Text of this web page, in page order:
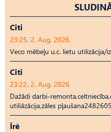
Citi
23:25, 2. Aug, 2026
Veco mēbeļu u.c. lietu utilizācija/
Citi
23:22, 2. Aug, 2026
Dažādi darbi-
utiliāzācija,zāles
Īrē